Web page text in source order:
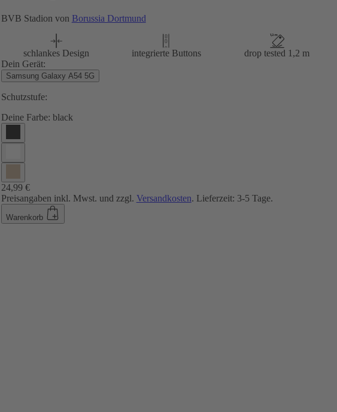
BVB Stadion von Borussia Dortmund
schlankes Design integrierte Buttons
drop tested 1,2 m
Dein Gerät:
Samsung Galaxy A54 5G
Schutzstufe:
Deine Farbe: black
24,99 €
Preisangaben inkl. Mwst. und zzgl. Versandkosten. Lieferzeit: 3-5 Tage.
Warenkorb